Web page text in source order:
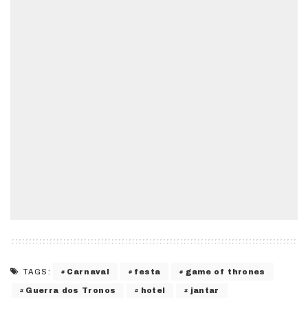
TAGS: Carnaval festa game of thrones
Guerra dos Tronos hotel jantar